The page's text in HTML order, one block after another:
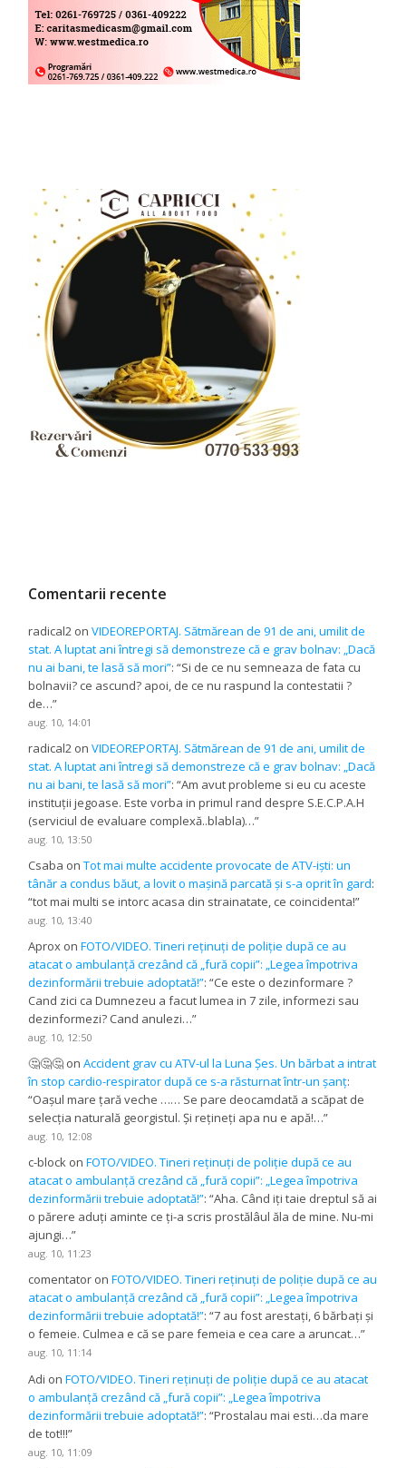
Comentarii recente
radical2 onVIDEOREPORTAJ. Sătmărean de 91 de ani, umilit de
stat. A luptat ani întregi să demonstreze că e grav bolnav: „Dacă
nu ai bani, te lasă să mori”: “Si de ce nu semneaza de fata cu
bolnavii? ce ascund? apoi, de ce nu raspund la contestatii ?
de…”
aug. 10, 14:01
radical2 onVIDEOREPORTAJ. Sătmărean de 91 de ani, umilit de
stat. A luptat ani întregi să demonstreze că e grav bolnav: „Dacă
nu ai bani, te lasă să mori”: “Am avut probleme si eu cu aceste
instituții jegoase. Este vorba in primul rand despre S.E.C.P.A.H
(serviciul de evaluare complexă..blabla)…”
aug. 10, 13:50
Csaba onTot mai multe accidente provocate de ATV-iști: un
tânăr a condus băut, a lovit o mașină parcată și s-a oprit în gard:
“tot mai multi se intorc acasa din strainatate, ce coincidenta!”
aug. 10, 13:40
Aprox onFOTO/VIDEO. Tineri reținuți de poliție după ce au
atacat o ambulanță crezând că „fură copii”: „Legea împotriva
dezinformării trebuie adoptată!”: “Ce este o dezinformare ?
Cand zici ca Dumnezeu a facut lumea in 7 zile, informezi sau
dezinformezi? Cand anulezi…”
aug. 10, 12:50
🤔🤔🤔 onAccident grav cu ATV-ul la Luna Șes. Un bărbat a intrat
în stop cardio-respirator după ce s-a răsturnat într-un șanț:
“Oașul mare țară veche …… Se pare deocamdată a scăpat de
selecția naturală georgistul. Și rețineți apa nu e apă!…”
aug. 10, 12:08
c-block onFOTO/VIDEO. Tineri reținuți de poliție după ce au
atacat o ambulanță crezând că „fură copii”: „Legea împotriva
dezinformării trebuie adoptată!”: “Aha. Când iți taie dreptul să ai
o părere aduți aminte ce ți-a scris prostălâul ăla de mine. Nu-mi
ajungi…”
aug. 10, 11:23
comentator onFOTO/VIDEO. Tineri reținuți de poliție după ce au
atacat o ambulanță crezând că „fură copii”: „Legea împotriva
dezinformării trebuie adoptată!”: “7 au fost arestați, 6 bărbați și
o femeie. Culmea e că se pare femeia e cea care a aruncat…”
aug. 10, 11:14
Adi onFOTO/VIDEO. Tineri reținuți de poliție după ce au atacat
o ambulanță crezând că „fură copii”: „Legea împotriva
dezinformării trebuie adoptată!”: “Prostalau mai esti…da mare
de tot!!!”
aug. 10, 11:09